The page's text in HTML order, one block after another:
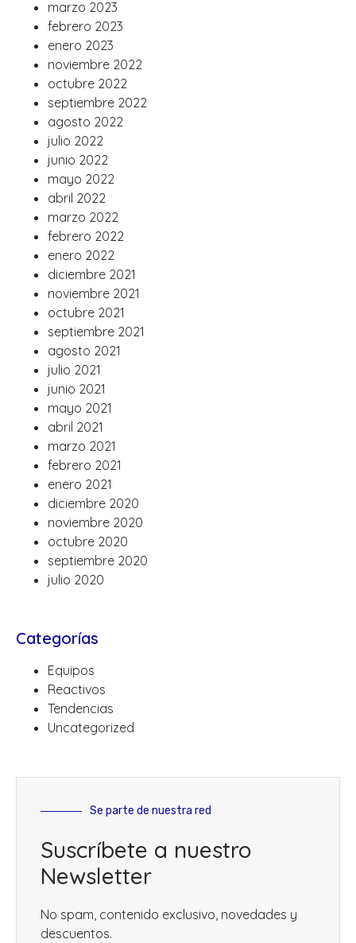
marzo 2023
febrero 2023
enero 2023
noviembre 2022
octubre 2022
septiembre 2022
agosto 2022
julio 2022
junio 2022
mayo 2022
abril 2022
marzo 2022
febrero 2022
enero 2022
diciembre 2021
noviembre 2021
octubre 2021
septiembre 2021
agosto 2021
julio 2021
junio 2021
mayo 2021
abril 2021
marzo 2021
febrero 2021
enero 2021
diciembre 2020
noviembre 2020
octubre 2020
septiembre 2020
julio 2020
Categorías
Equipos
Reactivos
Tendencias
Uncategorized
Se parte de nuestra red
Suscríbete a nuestro
Newsletter
No spam, contenido exclusivo, novedades y
descuentos.